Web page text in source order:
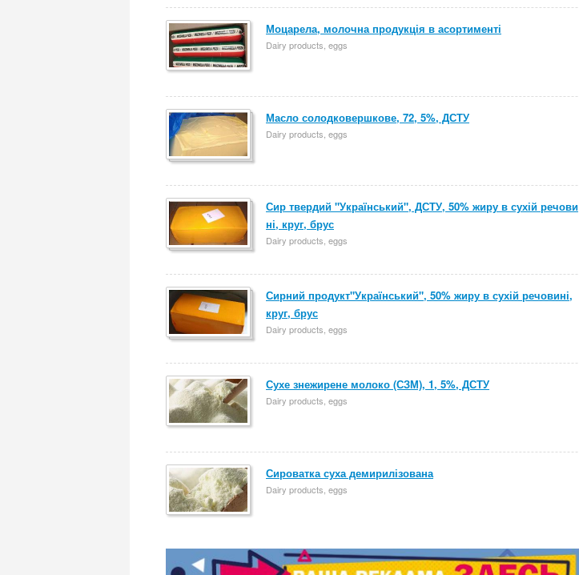
Моцарела, молочна продукція в асортименті
Dairy products, eggs
Масло солодковершкове, 72, 5%, ДСТУ
Dairy products, eggs
Сир твердий "Український", ДСТУ, 50% жиру в сухій речови
ні, круг, брус
Dairy products, eggs
Сирний продукт"Український", 50% жиру в сухій речовині,
круг, брус
Dairy products, eggs
Сухе знежирене молоко (СЗМ), 1, 5%, ДСТУ
Dairy products, eggs
Сироватка суха демирилізована
Dairy products, eggs